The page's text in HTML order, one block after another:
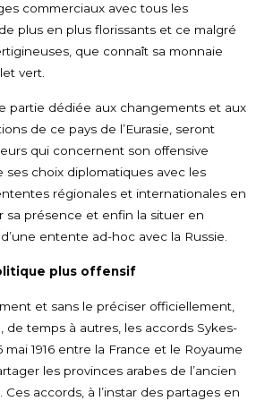
commerciaux avec tous les
plus en plus florissants et ce malgré
que connaît sa monnaie
vert.
partie dédiée aux changements et aux
de ce pays de l’Eurasie, seront
qui concernent son offensive
ses choix diplomatiques avec les
régionales et internationales en
sa présence et enfin la situer en
entente ad-hoc avec la Russie.
plus offensif
et sans le préciser officiellement,
de temps à autres, les accords Sykes-
mai 1916 entre la France et le Royaume
les provinces arabes de l’ancien
Ces accords, à l’instar des partages en